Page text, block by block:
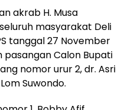
akrab H. Musa
masyarakat Deli
tanggal 27 November
Calon Bupati
nomor urur 2, dr. Asri
Suwondo.